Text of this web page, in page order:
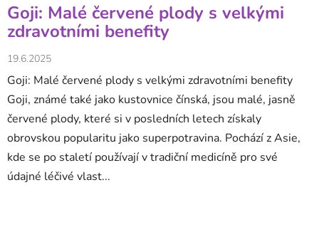
Goji: Malé červené plody s velkými
zdravotními benefity
19.6.2025
Goji: Malé červené plody s velkými zdravotními benefity
Goji, známé také jako kustovnice čínská, jsou malé, jasně
červené plody, které si v posledních letech získaly
obrovskou popularitu jako superpotravina. Pochází z Asie,
kde se po staletí používají v tradiční medicíně pro své
údajné léčivé vlast...